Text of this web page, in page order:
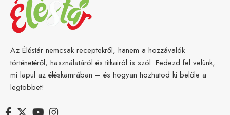
Az Éléstár nemcsak receptekről, hanem a hozzávalók
történetéről, használatáról és titkairól is szól. Fedezd fel velünk,
mi lapul az éléskamrában – és hogyan hozhatod ki belőle a
legtöbbet!